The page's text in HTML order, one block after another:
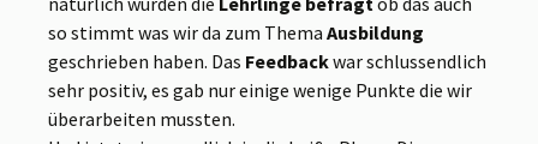
so stimmt was wir da zum Thema Ausbildung
geschrieben haben. Das Feedbackwar schlussendlich
sehr positiv, es gab nur einige wenige Punkte die wir
überarbeiten mussten.